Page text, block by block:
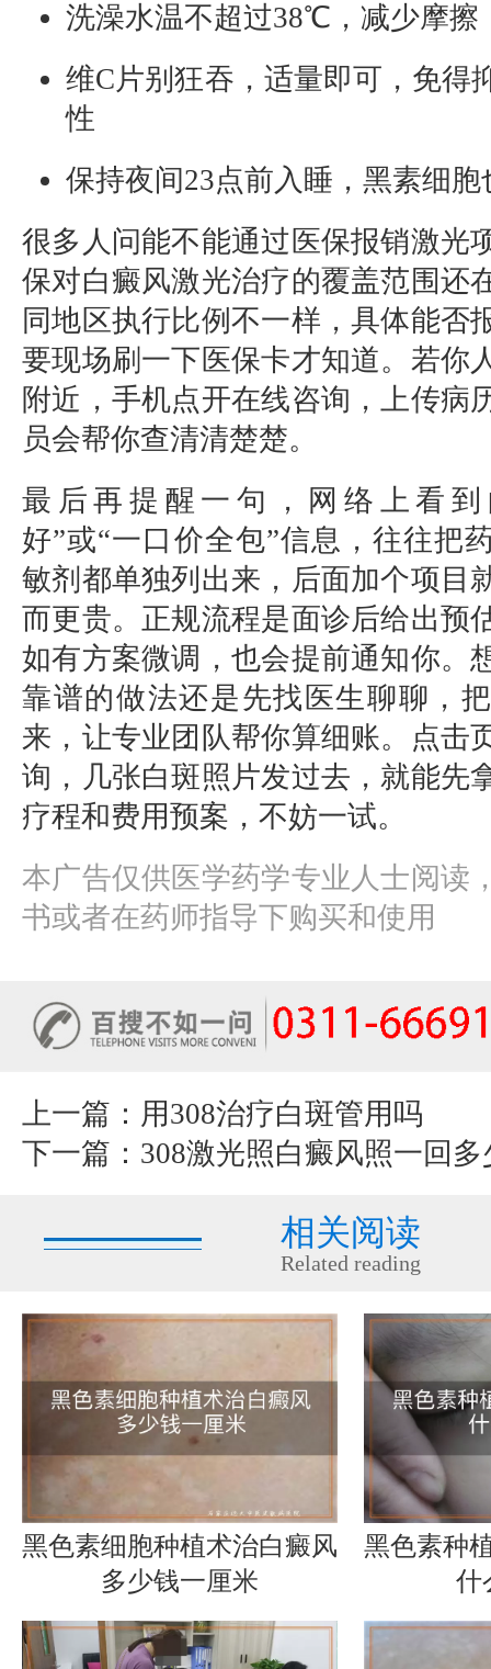
洗澡水温不超过38℃，减少摩擦
维C片别狂吞，适量即可，免得
性
保持夜间23点前入睡，黑素细胞
很多人问能不能通过医保报销激光
保对白癜风激光治疗的覆盖范围还
同地区执行比例不一样，具体能否
要现场刷一下医保卡才知道。若你
附近，手机点开在线咨询，上传病
员会帮你查清清楚楚。
最后再提醒一句，网络上看
好”或“一口价全包”信息，往往把
敏剂都单独列出来，后面加个项目
而更贵。正规流程是面诊后给出预
如有方案微调，也会提前通知你。
靠谱的做法还是先找医生聊聊，
来，让专业团队帮你算细账。点击
询，几张白斑照片发过去，就能先
疗程和费用预案，不妨一试。
本广告仅供医学药学专业人士阅读
书或者在药师指导下购买和使用
上一篇： 用308治疗白斑管用吗
下一篇： 308激光照白癜风照一回多
相关阅读
Related reading
黑色素细胞种植术治白癜风
多少钱一厘米
黑色素种
什